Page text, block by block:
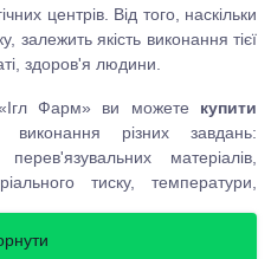
центрів. Від того, наскільки
залежить якість виконання тієї
здоров'я людини.
Фарм» ви можете купити
різних завдань:
перев'язувальних матеріалів,
тиску, температури,
на потрібну вам адресу.